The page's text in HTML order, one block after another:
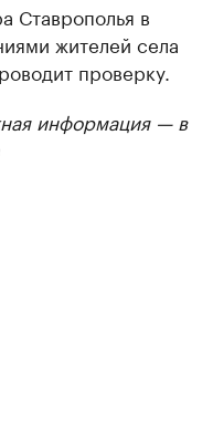
Ставрополья в
жителей села
проверку.
информация — в